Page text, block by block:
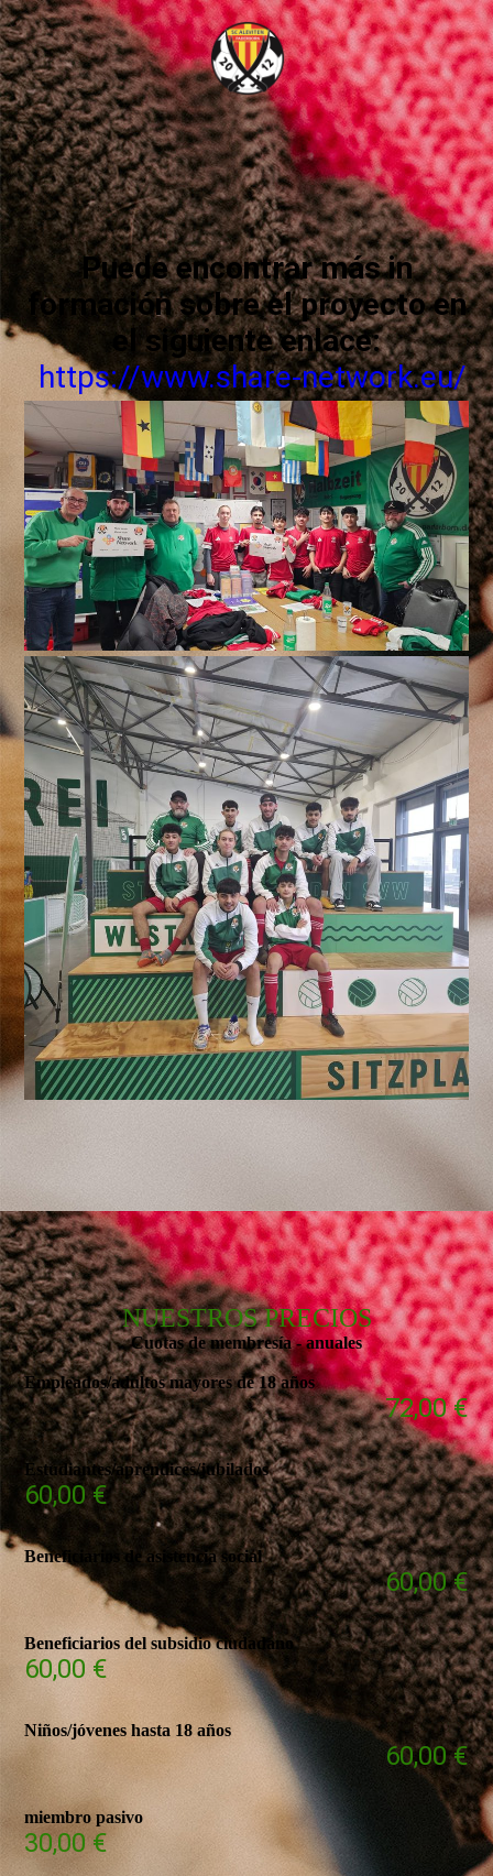
Puede encontrar más in
formación sobre el proyecto en
el siguiente enlace:
https://www.share-network.eu/
NUESTROS PRECIOS
Cuotas de membresía - anuales
Empleados/adultos mayores de 18 años
72,00 €
Estudiantes/aprendices/jubilados
60,00 €
Beneficiarios de asistencia social
60,00 €
Beneficiarios del subsidio ciudadano
60,00 €
Niños/jóvenes hasta 18 años
60,00 €
miembro pasivo
30,00 €